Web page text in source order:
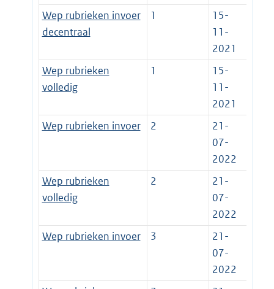
Wep rubrieken invoer
decentraal
1
15-
11-
2021
Wep rubrieken
volledig
1
15-
11-
2021
Wep rubrieken invoer
2
21-
07-
2022
Wep rubrieken
volledig
2
21-
07-
2022
Wep rubrieken invoer
3
21-
07-
2022